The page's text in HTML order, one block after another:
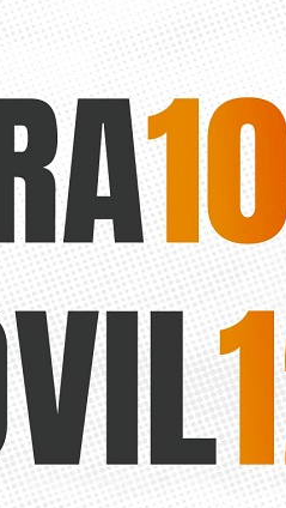
Sanidad insta a la
del Rabaloche
13/07/2016 Diario de la vega
La concejala de Sanidad, Noelia
Centro de Salud del Rabaloche
SIN CATEGORÍA